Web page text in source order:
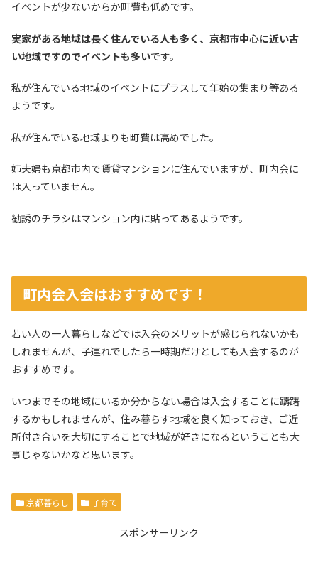
イベントが少ないからか町費も低めです。
実家がある地域は長く住んでいる人も多く、京都市中心に近い古
い地域ですのでイベントも多いです。
私が住んでいる地域のイベントにプラスして年始の集まり等ある
ようです。
私が住んでいる地域よりも町費は高めでした。
姉夫婦も京都市内で賃貸マンションに住んでいますが、町内会に
は入っていません。
勧誘のチラシはマンション内に貼ってあるようです。
町内会入会はおすすめです！
若い人の一人暮らしなどでは入会のメリットが感じられないかも
しれませんが、子連れでしたら一時期だけとしても入会するのが
おすすめです。
いつまでその地域にいるか分からない場合は入会することに躊躇
するかもしれませんが、住み暮らす地域を良く知っておき、ご近
所付き合いを大切にすることで地域が好きになるということも大
事じゃないかなと思います。
京都暮らし 子育て
スポンサーリンク